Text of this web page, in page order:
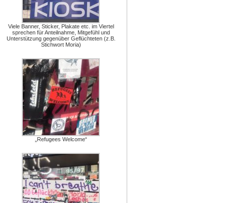
Viele Banner, Sticker, Plakate etc. im Viertel
sprechen für Anteilnahme, Mitgefühl und
Unterstützung gegenüber Geflüchteten (z.B.
Stichwort Moria)
„Refugees Welcome“